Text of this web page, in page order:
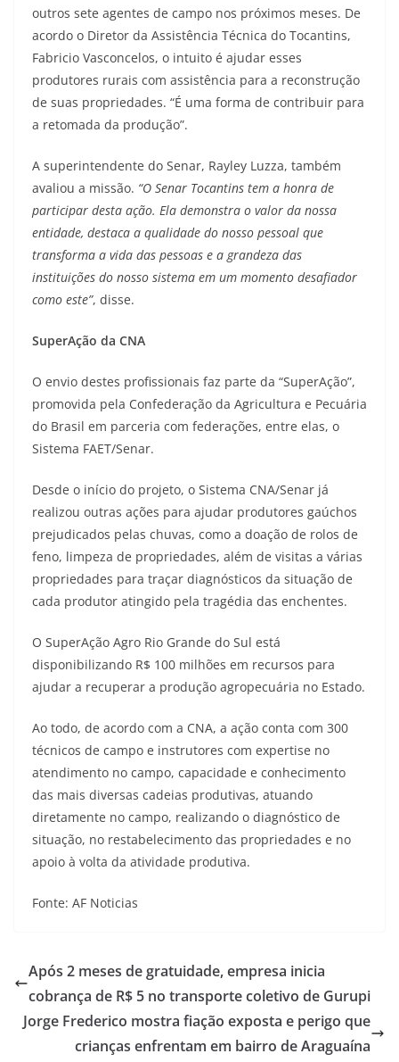
outros sete agentes de campo nos próximos meses. De
acordo o Diretor da Assistência Técnica do Tocantins,
Fabricio Vasconcelos, o intuito é ajudar esses
produtores rurais com assistência para a reconstrução
de suas propriedades. “É uma forma de contribuir para
a retomada da produção”.
A superintendente do Senar, Rayley Luzza, também
avaliou a missão. “O Senar Tocantins tem a honra de
participar desta ação. Ela demonstra o valor da nossa
entidade, destaca a qualidade do nosso pessoal que
transforma a vida das pessoas e a grandeza das
instituições do nosso sistema em um momento desafiador
como este”, disse.
SuperAção da CNA
O envio destes profissionais faz parte da “SuperAção”,
promovida pela Confederação da Agricultura e Pecuária
do Brasil em parceria com federações, entre elas, o
Sistema FAET/Senar.
Desde o início do projeto, o Sistema CNA/Senar já
realizou outras ações para ajudar produtores gaúchos
prejudicados pelas chuvas, como a doação de rolos de
feno, limpeza de propriedades, além de visitas a várias
propriedades para traçar diagnósticos da situação de
cada produtor atingido pela tragédia das enchentes.
O SuperAção Agro Rio Grande do Sul está
disponibilizando R$ 100 milhões em recursos para
ajudar a recuperar a produção agropecuária no Estado.
Ao todo, de acordo com a CNA, a ação conta com 300
técnicos de campo e instrutores com expertise no
atendimento no campo, capacidade e conhecimento
das mais diversas cadeias produtivas, atuando
diretamente no campo, realizando o diagnóstico de
situação, no restabelecimento das propriedades e no
apoio à volta da atividade produtiva.
Fonte: AF Noticias
Após 2 meses de gratuidade, empresa inicia
cobrança de R$ 5 no transporte coletivo de Gurupi
Jorge Frederico mostra fiação exposta e perigo que
crianças enfrentam em bairro de Araguaína